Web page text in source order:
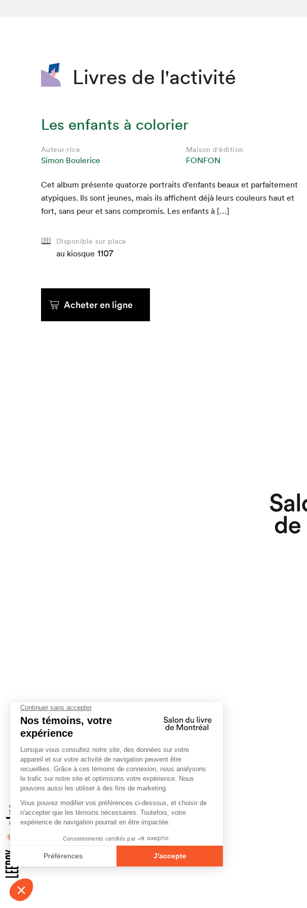
Que cherchez-vous?
Livres de l'activité
Les enfants à colorier
Auteur·rice
Simon Boulerice
Maison d'édition
FONFON
Cet album présente qua­torze por­traits d’en­fants beaux et par­faite­ment
atyp­iques. Ils sont jeunes, mais ils affichent déjà leurs couleurs haut et
fort, sans peur et sans com­pro­mis. Les enfants à […]
Disponible sur place
au kiosque 1107
Acheter en ligne